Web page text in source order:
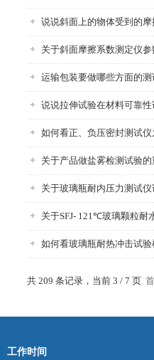
说说斜面上的物体受到的
关于斜面摩擦系数测定仪参
运输包装要做哪些方面的测
说说拉伸试验在材料可靠
如何看正、负压密封测试
关于产品做盐雾检测试验
关于玻璃瓶耐内压力测试
关于SFJ- 121℃玻璃颗粒耐
如何看玻璃瓶耐热冲击试验
共 209 条记录，当前 3 / 7 页
工作时间